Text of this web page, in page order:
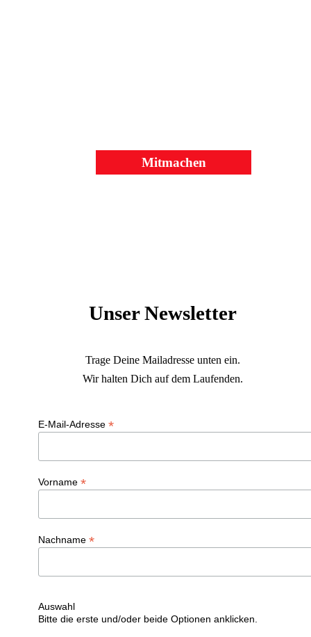
Mitmachen
Unser Newsletter
Trage Deine Mailadresse unten ein.
Wir halten Dich auf dem Laufenden.
E-Mail-Adresse *
Vorname *
Nachname *
Auswahl
Bitte die erste und/oder beide Optionen anklicken.